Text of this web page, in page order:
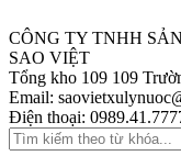
CÔNG TY TNHH
SAO VIỆT
Tổng kho 109 109
Email:
Điện thoại: